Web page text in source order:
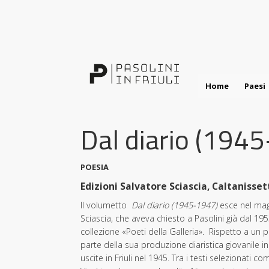
Home
Paesi
Dal diario
POESIA
Edizioni Salvatore Sciascia,
Il volumetto Dal diario (1945-1947) esce nel
Sciascia, che aveva chiesto a Pasolini già dal
collezione «Poeti della Galleria». Rispetto a
parte della sua produzione diaristica giovanile
uscite in Friuli nel 1945. Tra i testi selezionati